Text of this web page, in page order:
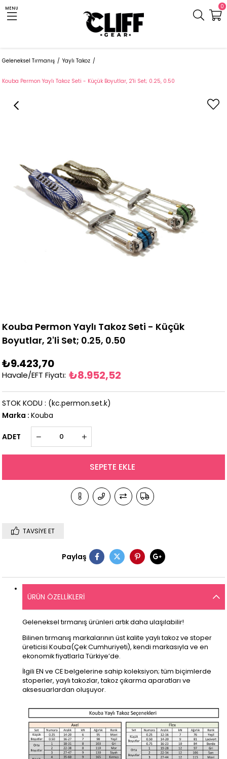
MENU 0
Geleneksel Tırmanış Yaylı Takoz
Kouba Permon Yaylı Takoz Seti - Küçük Boyutlar, 2'li Set; 0.25, 0.50
Kouba Permon Yaylı Takoz Seti - Küçük
Boyutlar, 2'li Set; 0.25, 0.50
₺9.423,70
Havale/EFT Fiyatı: ₺8.952,52
(kc.permon.set.k)
STOK KODU
Marka : Kouba
ADET
TAVSIYE ET
Paylaş
ÜRÜN ÖZELLIKLERI
Geleneksel tırmanış ürünleri artık daha ulaşılabilir!
Bilinen tırmanış markalarının üst kalite yaylı takoz ve stoper
üreticisi Kouba(Çek Cumhuriyeti), kendi markasıyla ve en
ekonomik fiyatlarla Türkiye’de.
İlgili EN ve CE belgelerine sahip koleksiyon; tüm biçimlerde
stoperler, yaylı takozlar, takoz çıkarma aparatları ve
aksesuarlardan oluşuyor.